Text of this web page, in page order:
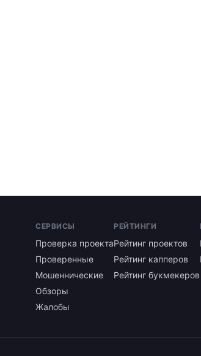
СЕРВИСЫ
Проверка проекта
Проверенные
Мошеннические
Обзоры
Жалобы
РЕЙТИНГИ
Рейтинг проектов
Рейтинг капперов
Рейтинг букмекеров